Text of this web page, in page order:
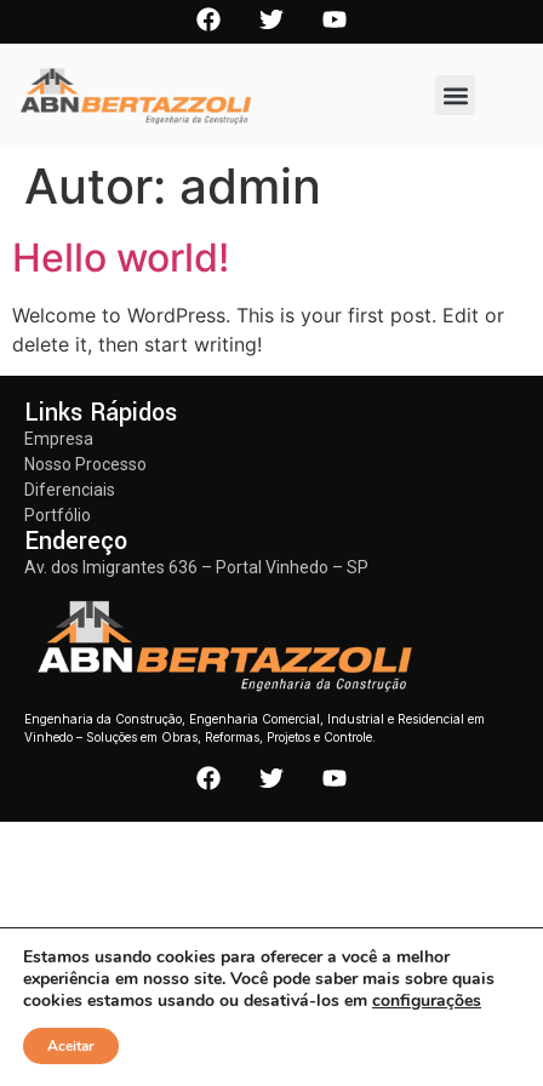
Autor: admin
Hello world!
Welcome to WordPress. This is your first post. Edit or
delete it, then start writing!
Engenharia da Construção, Engenharia Comercial, Industrial e Residencial em
Vinhedo – Soluções em Obras, Reformas, Projetos e Controle.
Links Rápidos
Empresa
Nosso Processo
Diferenciais
Portfólio
Endereço
Av. dos Imigrantes 636 – Portal Vinhedo – SP
Estamos usando cookies para oferecer a você a melhor
experiência em nosso site. Você pode saber mais sobre quais
cookies estamos usando ou desativá-los em configurações
Aceitar